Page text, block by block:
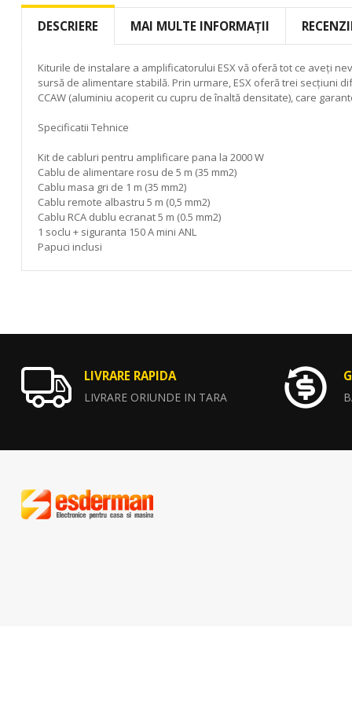
to
beginning
images
gallery
DESCRIERE MAI MULTE INFORMAȚII
Kiturile de instalare a amplificatorului ESX vă oferă tot ce aveți
sursă de alimentare stabilă. Prin urmare, ESX oferă trei secțiuni
CCAW (aluminiu acoperit cu cupru de înaltă densitate), care
Specificatii Tehnice
Kit de cabluri pentru amplificare pana la 2000 W
Cablu de alimentare rosu de 5 m (35 mm2)
Cablu masa gri de 1 m (35 mm2)
Cablu remote albastru 5 m (0,5 mm2)
Cablu RCA dublu ecranat 5 m (0.5 mm2)
1 soclu + siguranta 150 A mini ANL
Papuci inclusi
LIVRARE RAPIDA
LIVRARE ORIUNDE IN TARA